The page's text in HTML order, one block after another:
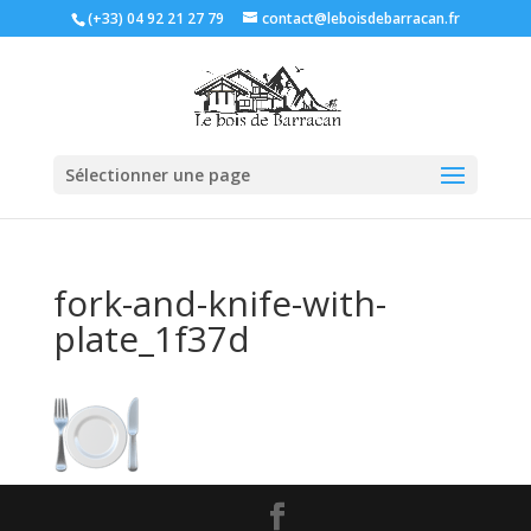
(+33) 04 92 21 27 79 contact@leboisdebarracan.fr
Sélectionner une page
fork-and-knife-with-
plate_1f37d